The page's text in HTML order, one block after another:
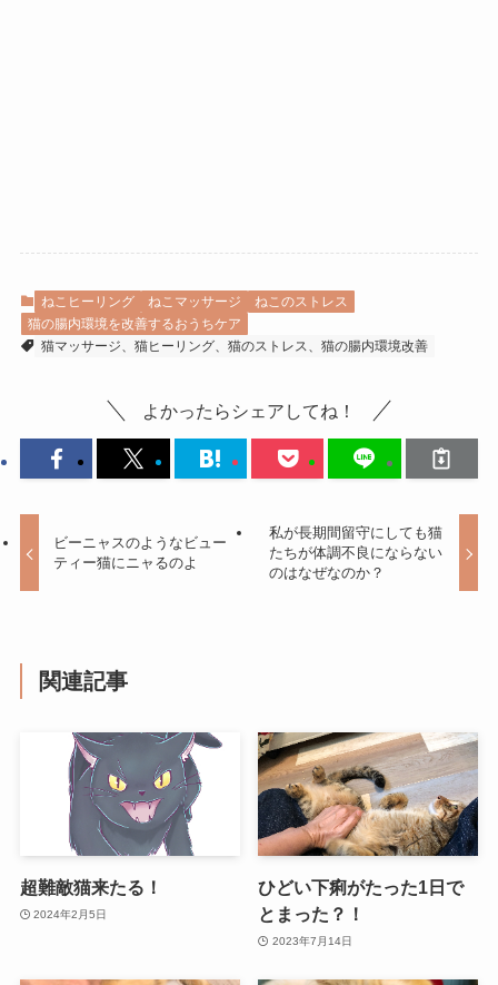
ねこヒーリング ねこマッサージ
ねこのストレス
猫の腸内環境を改善するおうちケア
猫マッサージ、猫ヒーリング、猫のストレス、猫の腸内環境改善
よかったらシェアしてね！
ビーニャスのようなビュー
ティー猫にニャるのよ
私が長期間留守にしても猫
たちが体調不良にならない
のはなぜなのか？
関連記事
超難敵猫来たる！
2024年2月5日
ひどい下痢がたった1日で
とまった？！
2023年7月14日